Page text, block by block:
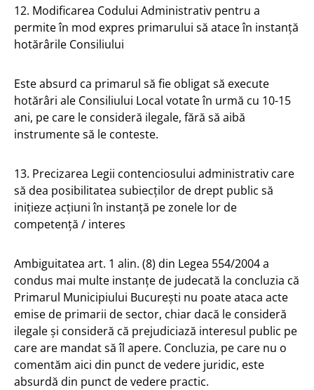
12. Modificarea Codului Administrativ pentru a
permite în mod expres primarului să atace în instanță
hotărârile Consiliului
Este absurd ca primarul să fie obligat să execute
hotărâri ale Consiliului Local votate în urmă cu 10-15
ani, pe care le consideră ilegale, fără să aibă
instrumente să le conteste.
13. Precizarea Legii contenciosului administrativ care
să dea posibilitatea subiecților de drept public să
inițieze acțiuni în instanță pe zonele lor de
competență / interes
Ambiguitatea art. 1 alin. (8) din Legea 554/2004 a
condus mai multe instanțe de judecată la concluzia că
Primarul Municipiului București nu poate ataca acte
emise de primarii de sector, chiar dacă le consideră
ilegale și consideră că prejudiciază interesul public pe
care are mandat să îl apere. Concluzia, pe care nu o
comentăm aici din punct de vedere juridic, este
absurdă din punct de vedere practic.